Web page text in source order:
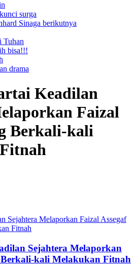
surga
Sinaga berikutnya
Tuhan
bisa!!!
drama
Keadilan
Faizal
Berkali-kali
Sejahtera Melaporkan
Berkali-kali Melakukan Fitnah